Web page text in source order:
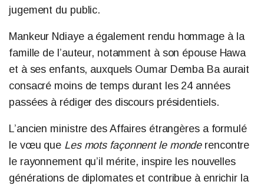
jugement du public.
Mankeur Ndiaye a également rendu hommage à la
famille de l’auteur, notamment à son épouse Hawa
et à ses enfants, auxquels Oumar Demba Ba aurait
consacré moins de temps durant les 24 années
passées à rédiger des discours présidentiels.
L’ancien ministre des Affaires étrangères a formulé
le vœu que Les mots façonnent le monderencontre
le rayonnement qu’il mérite, inspire les nouvelles
générations de diplomates et contribue à enrichir la